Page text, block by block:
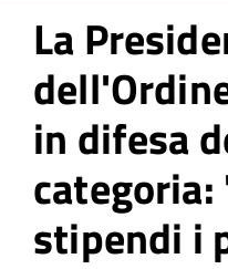
La
in difesa
stipendi i